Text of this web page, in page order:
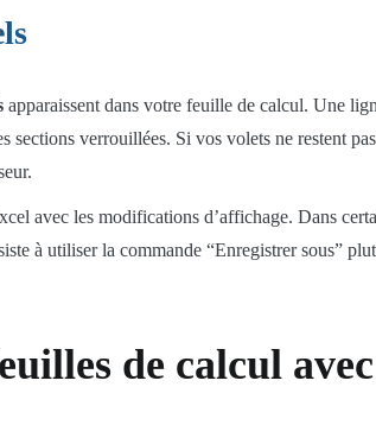
apparaissent dans votre feuille de calcul. Une
verrouillées. Si vos volets ne restent
avec les modifications d’affichage. Dans
à utiliser la commande “Enregistrer sous”
de calcul